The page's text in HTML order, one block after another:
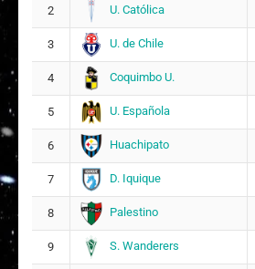
2 U. Católica
3 U. de Chile
4 Coquimbo U.
5 U. Española
6 Huachipato
7 D. Iquique
8 Palestino
9 S. Wanderers